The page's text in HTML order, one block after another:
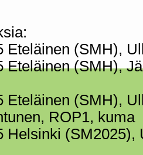
Eteläinen (SMH),
(SMH),
Eteläinen (SMH),
ROP1, kuma
Helsinki (SM2025),